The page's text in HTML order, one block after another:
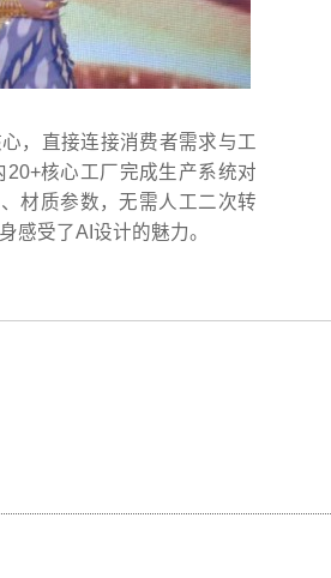
，直接连接消费者需求与工
核心工厂完成生产系统对
材质参数，无需人工二次转
感受了AI设计的魅力。